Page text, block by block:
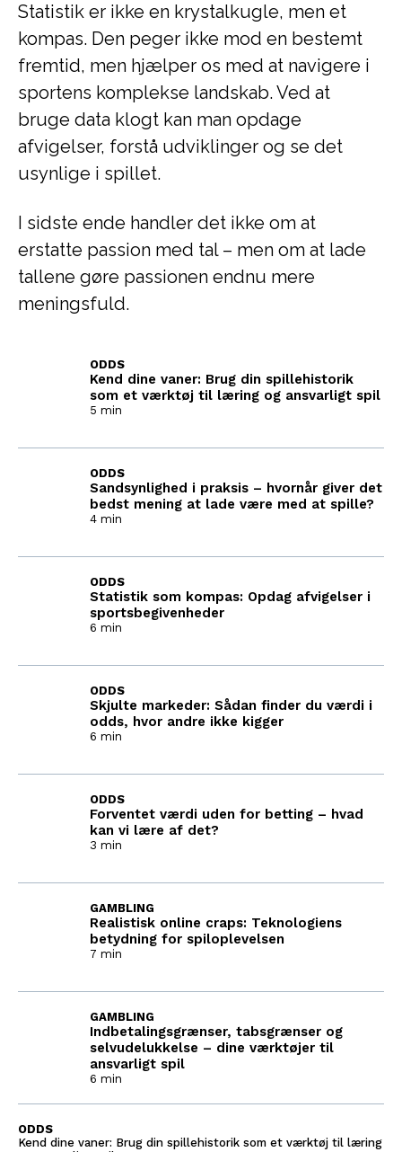
Statistik er ikke en krystalkugle, men et
kompas. Den peger ikke mod en bestemt
fremtid, men hjælper os med at navigere i
sportens komplekse landskab. Ved at
bruge data klogt kan man opdage
afvigelser, forstå udviklinger og se det
usynlige i spillet.
I sidste ende handler det ikke om at
erstatte passion med tal – men om at lade
tallene gøre passionen endnu mere
meningsfuld.
Kend dine vaner: Brug din spillehistorik
som et værktøj til læring og ansvarligt spil
ODDS
5 min
Sandsynlighed i praksis – hvornår giver det
bedst mening at lade være med at spille?
ODDS
4 min
Statistik som kompas: Opdag afvigelser i
sportsbegivenheder
ODDS
6 min
Skjulte markeder: Sådan finder du værdi i
odds, hvor andre ikke kigger
ODDS
6 min
Forventet værdi uden for betting – hvad
kan vi lære af det?
ODDS
3 min
Realistisk online craps: Teknologiens
betydning for spiloplevelsen
GAMBLING
7 min
Indbetalingsgrænser, tabsgrænser og
selvudelukkelse – dine værktøjer til
ansvarligt spil
GAMBLING
6 min
Kend dine vaner: Brug din spillehistorik som et værktøj til læring
ODDS